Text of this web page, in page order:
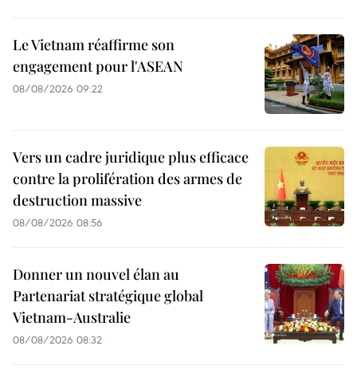
Le Vietnam réaffirme son
engagement pour l'ASEAN
08/08/2026 09:22
Vers un cadre juridique plus efficace
contre la prolifération des armes de
destruction massive
08/08/2026 08:56
Donner un nouvel élan au
Partenariat stratégique global
Vietnam-Australie
08/08/2026 08:32